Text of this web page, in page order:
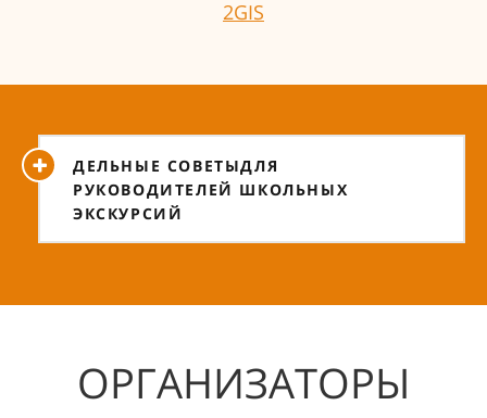
2GIS
ДЕЛЬНЫЕ СОВЕТЫДЛЯ
РУКОВОДИТЕЛЕЙ ШКОЛЬНЫХ
ЭКСКУРСИЙ
ОРГАНИЗАТОРЫ